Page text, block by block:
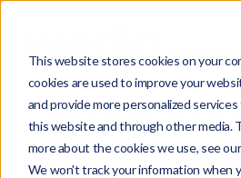
This website stores cookies on your
cookies are used to improve your
and provide more personalized
this website and through other media.
more about the cookies we use, see
We won't track your information when
Wedia Digital
Academy Blog
400+ άρθρα με άμεσα